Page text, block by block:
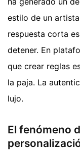
estilo de un
respuesta corta
detener. En
que crear reglas
la paja. La
lujo.
El fenómeno